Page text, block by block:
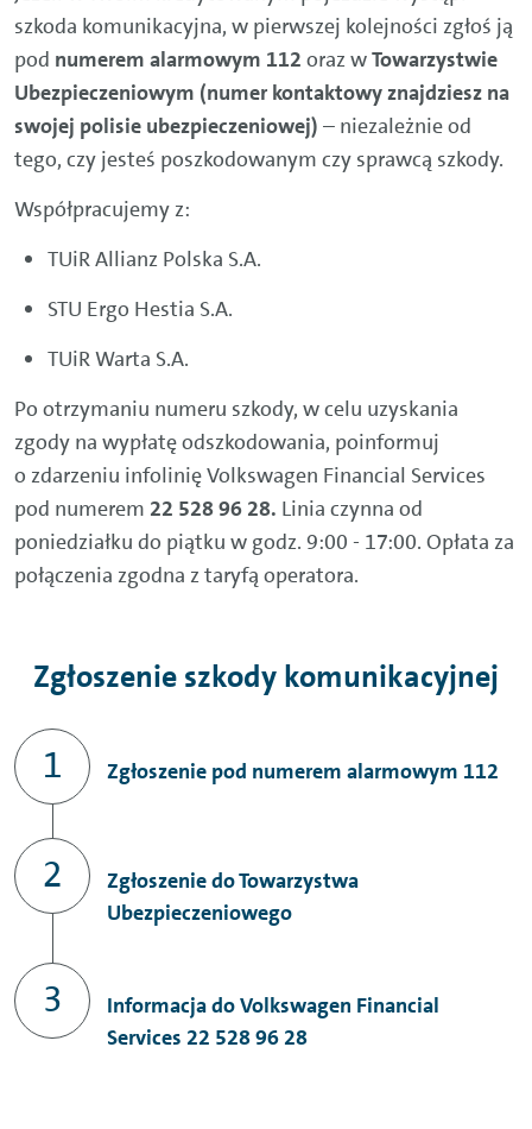
szkoda komunikacyjna, w pierwszej kolejności zgłoś ją
pod numerem alarmowym 112 oraz wTowarzystwie
Ubezpieczeniowym (numer kontaktowy znajdziesz na
swojej polisie ubezpieczeniowej) – niezależnie od
tego, czy jesteś poszkodowanym czy sprawcą szkody.
Współpracujemy z:
TUiR Allianz Polska S.A.
STU Ergo Hestia S.A.
TUiR Warta S.A.
Po otrzymaniu numeru szkody, w celu uzyskania
zgody na wypłatę odszkodowania, poinformuj
o zdarzeniu infolinię Volkswagen Financial Services
pod numerem 22 528 96 28. Linia czynna od
poniedziałku do piątku w godz. 9:00 - 17:00. Opłata za
połączenia zgodna z taryfą operatora.
Zgłoszenie szkody komunikacyjnej
Zgłoszenie pod numerem alarmowym 112
Zgłoszenie do Towarzystwa
Ubezpieczeniowego
Informacja do Volkswagen Financial
Services 22 528 96 28